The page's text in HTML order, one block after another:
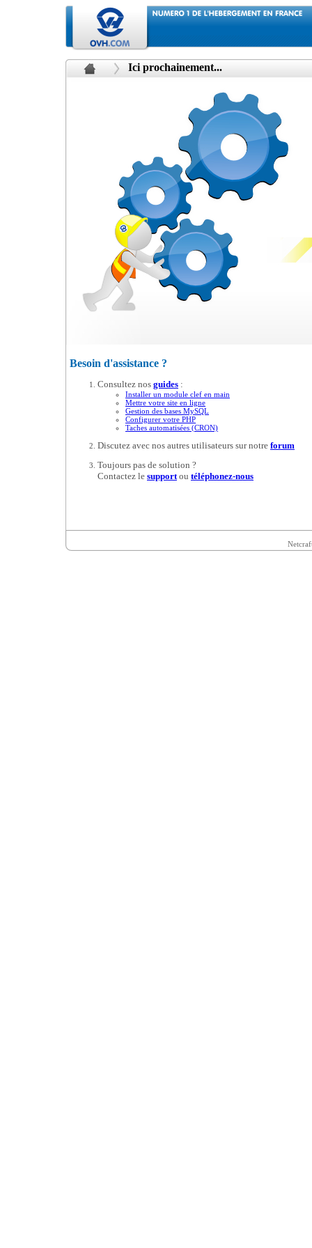
Ici prochainement...
Besoin d'assistance ?
Consultez nos guides :
Installer un module clef en main
Mettre votre site en ligne
Gestion des bases MySQL
Configurer votre PHP
Taches automatisées (CRON)
Discutez avec nos autres utilisateurs sur notre forum
Toujours pas de solution ?
Contactez le supportou téléphonez-nous